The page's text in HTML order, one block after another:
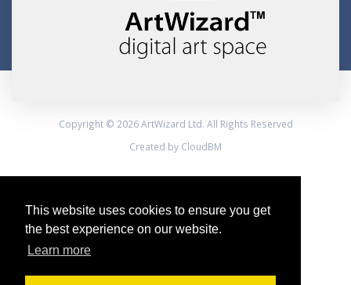
This website uses cookies to ensure you get
the best experience on our website.
Learn more
Copyright © 2026 ArtWizard Ltd. All Rights Reserved
Created by CloudBM